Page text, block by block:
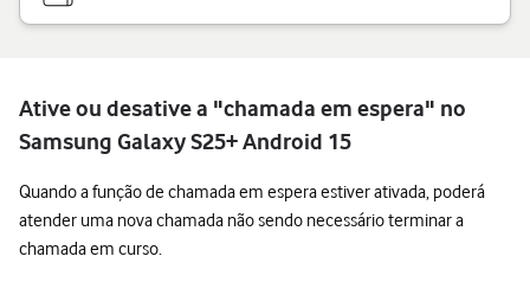
Ative ou desative a "chamada em espera" no
Samsung Galaxy S25+ Android 15
Quando a função de chamada em espera estiver ativada, poderá
atender uma nova chamada não sendo necessário terminar a
chamada em curso.